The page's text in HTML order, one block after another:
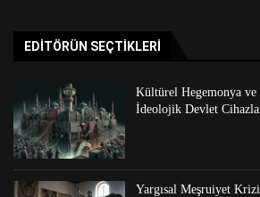
EDITÖRÜN SEÇTIKLERI
Kültürel Hegemonya
İdeolojik Devlet
Yargısal Meşruiyet